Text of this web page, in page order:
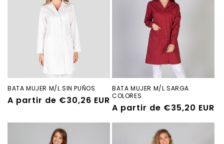
BATA MUJER M/L SIN PUÑOS
Precio
A partir de €30,26 EUR
BATA MUJER M/L SARGA
COLORES
Precio
habitual
A partir de €35,20 EUR